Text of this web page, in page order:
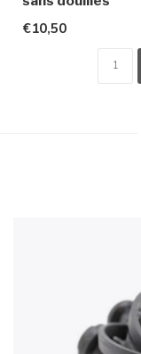
€10,50